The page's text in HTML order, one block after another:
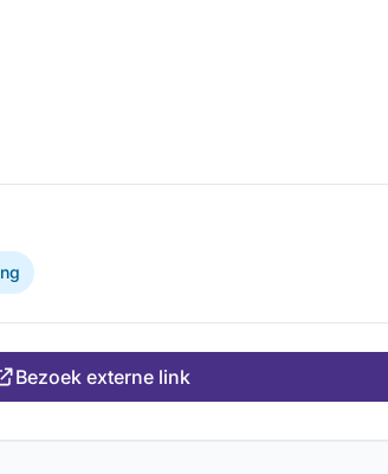
Bezoek externe link